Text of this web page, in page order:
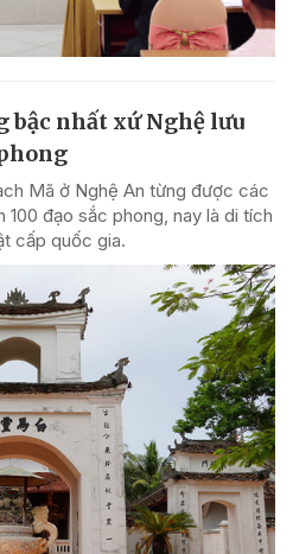
nhất xứ Nghệ lưu
Mã ở Nghệ An từng được các
100 đạo sắc phong, nay là di tích
cấp quốc gia.